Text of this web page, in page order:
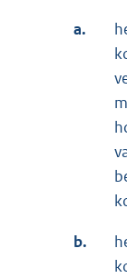
a.
b.